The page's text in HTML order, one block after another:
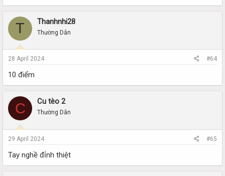
T Thanhnhi28
Thường Dân
28 April 2024 #64
10 điểm
C Cu tèo 2
Thường Dân
29 April 2024 #65
Tay nghề đỉnh thiệt